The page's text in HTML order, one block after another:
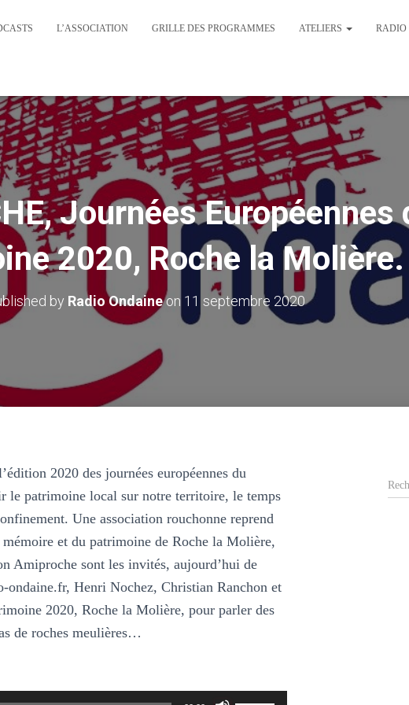
L’ASSOCIATION GRILLE DES PROGRAMMES ATELIERS RADIO
Journées Européennes
2020, Roche la Molière.
by Radio Ondaineon 11 septembre 2020
2020 des journées européennes du
le patrimoine local sur notre territoire, le temps
Une association rouchonne reprend
et du patrimoine de Roche la Molière,
Amiproche sont les invités, aujourd’hui de
Henri Nochez, Christian Ranchon et
2020, Roche la Molière, pour parler des
de roches meulières…
Utilisez
R
e